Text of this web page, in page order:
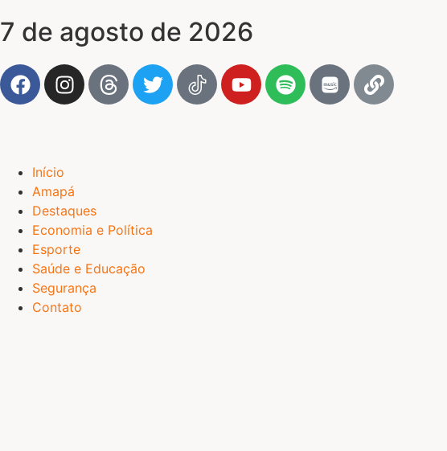
7 de agosto de 2026
Início
Amapá
Destaques
Economia e Política
Esporte
Saúde e Educação
Segurança
Contato